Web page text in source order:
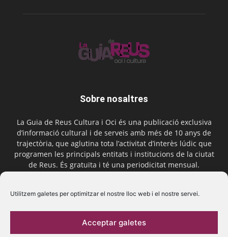
Utilitzem galetes per optimitzar el nostre lloc web i el nostre servei.
Acceptar galetes
Sobre nosaltres
La Guia de Reus Cultura i Oci és una publicació exclusiva
d’informació cultural i de serveis amb més de 10 anys de
trajectòria, que aglutina tota l’activitat d’interès lúdic que
programen les principals entitats i institucions de la ciutat
de Reus. És gratuïta i té una periodicitat mensual.
Segueix-nos